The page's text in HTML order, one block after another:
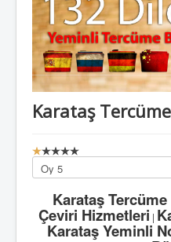
Kurumsal
Neler Yapıyoruz?
İletişim
Karataş
K
l
Lütfen
oylayın
Karataş
Çeviri Hizmetleri |
Karataş Yeminli